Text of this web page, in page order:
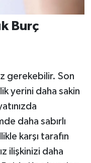
Burç
gerekebilir. Son
yerini daha sakin
daha sabırlı
karşı tarafın
ilişkinizi daha